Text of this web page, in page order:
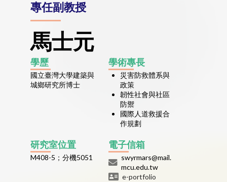
專任副教授
馬士元
學歷
國立臺灣大學建築與
城鄉研究所博士
學術專長
災害防救體系與
政策
韌性社會與社區
防禦
國際人道救援合
作規劃
研究室位置
M408-5；分機5051
電子信箱
swyrmars@mail.
mcu.edu.tw
e-portfolio